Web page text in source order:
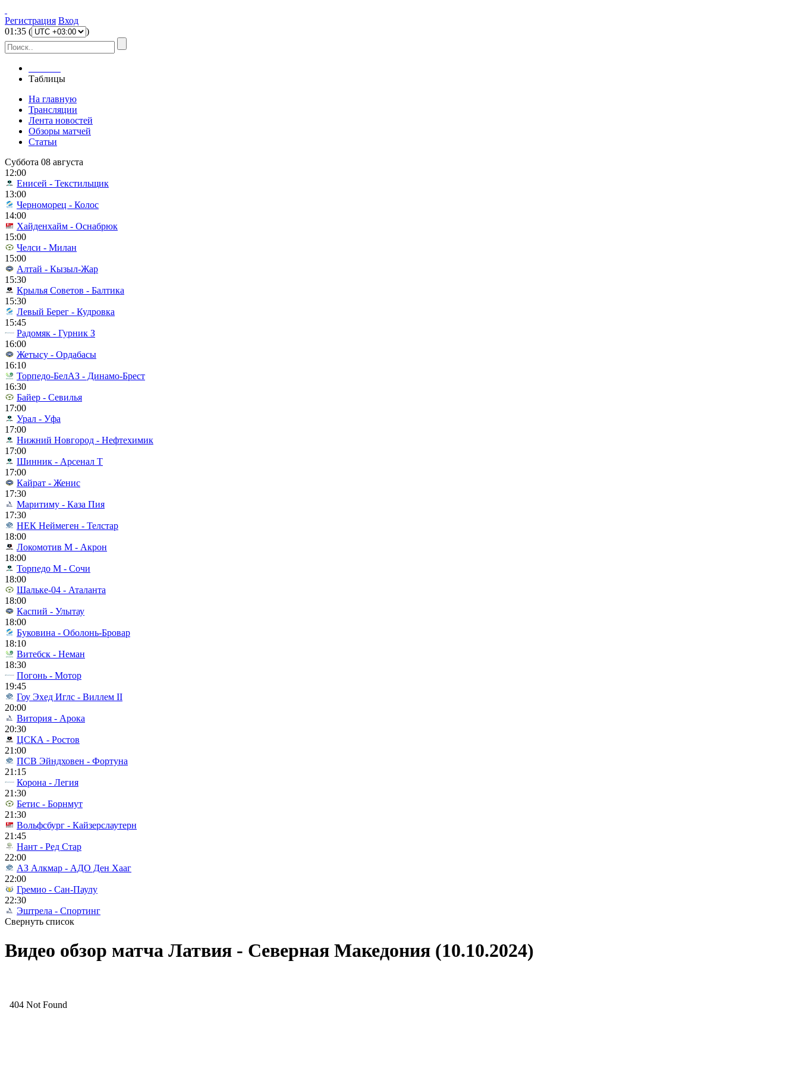
Регистрация Вход
01 :35 ( )
Таблицы
На главную
Трансляции
Лента новостей
Обзоры матчей
Статьи
Суббота 08 августа
12:00
Енисей - Текстильщик
13:00
Черноморец - Колос
14:00
Хайденхайм - Оснабрюк
15:00
Челси - Милан
15:00
Алтай - Кызыл-Жар
15:30
Крылья Советов - Балтика
15:30
Левый Берег - Кудровка
15:45
Радомяк - Гурник З
16:00
Жетысу - Ордабасы
16:10
Торпедо-БелАЗ - Динамо-Брест
16:30
Байер - Севилья
17:00
Урал - Уфа
17:00
Нижний Новгород - Нефтехимик
17:00
Шинник - Арсенал Т
17:00
Кайрат - Женис
17:30
Маритиму - Каза Пия
17:30
НЕК Неймеген - Телстар
18:00
Локомотив М - Акрон
18:00
Торпедо М - Сочи
18:00
Шальке-04 - Аталанта
18:00
Каспий - Улытау
18:00
Буковина - Оболонь-Бровар
18:10
Витебск - Неман
18:30
Погонь - Мотор
19:45
Гоу Эхед Иглс - Виллем II
20:00
Витория - Арока
20:30
ЦСКА - Ростов
21:00
ПСВ Эйндховен - Фортуна
21:15
Корона - Легия
21:30
Бетис - Борнмут
21:30
Вольфсбург - Кайзерслаутерн
21:45
Нант - Ред Стар
22:00
АЗ Алкмар - АДО Ден Хааг
22:00
Гремио - Сан-Паулу
22:30
Эштрела - Спортинг
Свернуть список
Видео обзор матча Латвия - Северная Македония (10.10.2024)